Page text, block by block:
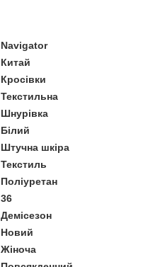
Navigator
Китай
Кросівки
Текстильна
Шнурівка
Білий
Штучна шкіра
Текстиль
Поліуретан
36
Демісезон
Новий
Жіноча